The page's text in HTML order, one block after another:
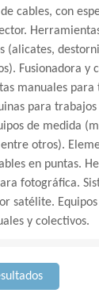
cables, con
(alicates,
Fusionadora y
manuales
para trabajos
de medida
otros).
en puntas.
fotográfica.
satélite.
y colectivos.